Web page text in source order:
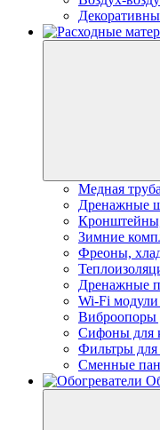
Медная труба
Дренажные
Зимние
Фреоны,
Дренажные
Wi-Fi модули
Виброопоры
Сифоны для
Фильтры для
Сменные